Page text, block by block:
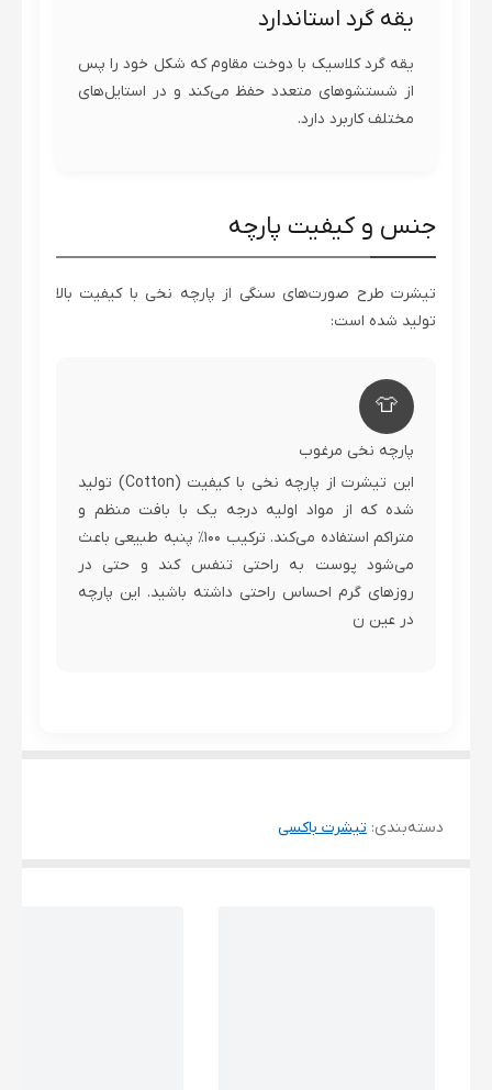
یقه گرد استاندارد
یقه گرد کلاسیک با دوخت مقاوم که شکل خود را پس
از شستشوهای متعدد حفظ می‌کند و در استایل‌های
مختلف کاربرد دارد.
جنس و کیفیت پارچه
تیشرت طرح صورت‌های سنگی از پارچه نخی با کیفیت بالا
تولید شده است:
👕
پارچه نخی مرغوب
این تیشرت از پارچه نخی با کیفیت (Cotton) تولید
شده که از مواد اولیه درجه یک با بافت منظم و
متراکم استفاده می‌کند. ترکیب ۱۰۰٪ پنبه طبیعی باعث
می‌شود پوست به راحتی تنفس کند و حتی در
روزهای گرم احساس راحتی داشته باشید. این پارچه
در عین ن
دسته‌بندی: تیشرت باکسی